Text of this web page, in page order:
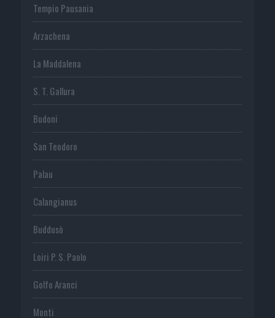
Tempio Pausania
Arzachena
La Maddalena
S. T. Gallura
Budoni
San Teodoro
Palau
Calangianus
Buddusò
Loiri P. S. Paolo
Golfo Aranci
Monti